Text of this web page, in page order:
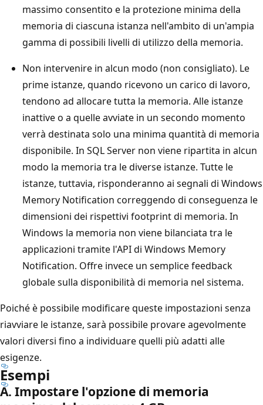
massimo consentito e la protezione minima della
memoria di ciascuna istanza nell'ambito di un'ampia
gamma di possibili livelli di utilizzo della memoria.
Non intervenire in alcun modo (non consigliato). Le
prime istanze, quando ricevono un carico di lavoro,
tendono ad allocare tutta la memoria. Alle istanze
inattive o a quelle avviate in un secondo momento
verrà destinata solo una minima quantità di memoria
disponibile. In SQL Server non viene ripartita in alcun
modo la memoria tra le diverse istanze. Tutte le
istanze, tuttavia, risponderanno ai segnali di Windows
Memory Notification correggendo di conseguenza le
dimensioni dei rispettivi footprint di memoria. In
Windows la memoria non viene bilanciata tra le
applicazioni tramite l'API di Windows Memory
Notification. Offre invece un semplice feedback
globale sulla disponibilità di memoria nel sistema.
Poiché è possibile modificare queste impostazioni senza
riavviare le istanze, sarà possibile provare agevolmente
valori diversi fino a individuare quelli più adatti alle
esigenze.
Esempi
A. Impostare l'opzione di memoria